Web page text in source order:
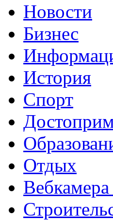
Новости
Бизнес
История
Спорт
Отдых
Вебкамера